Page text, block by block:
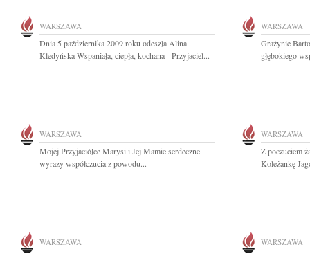
WARSZAWA
Dnia 5 października 2009 roku odeszła Alina
Kledyńska Wspaniała, ciepła, kochana - Przyjaciel...
WARSZAWA
Grażynie
głębokiego
WARSZAWA
Mojej Przyjaciółce Marysi i Jej Mamie serdeczne
wyrazy współczucia z powodu...
WARSZAWA
Z poczuciem
Koleżankę
WARSZAWA WARSZAWA